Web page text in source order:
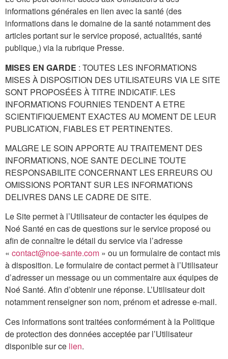
informations générales en lien avec la santé (des
informations dans le domaine de la santé notamment des
articles portant sur le service proposé, actualités, santé
publique,) via la rubrique Presse.
MISES EN GARDE : TOUTES LES INFORMATIONS
MISES À DISPOSITION DES UTILISATEURS VIA LE SITE
SONT PROPOSÉES À TITRE INDICATIF. LES
INFORMATIONS FOURNIES TENDENT A ETRE
SCIENTIFIQUEMENT EXACTES AU MOMENT DE LEUR
PUBLICATION, FIABLES ET PERTINENTES.
MALGRE LE SOIN APPORTE AU TRAITEMENT DES
INFORMATIONS, NOE SANTE DECLINE TOUTE
RESPONSABILITE CONCERNANT LES ERREURS OU
OMISSIONS PORTANT SUR LES INFORMATIONS
DELIVRES DANS LE CADRE DE SITE.
Le Site permet à l’Utilisateur de contacter les équipes de
Noé Santé en cas de questions sur le service proposé ou
afin de connaître le détail du service via l’adresse
« contact@noe-sante.com » ou un formulaire de contact mis
à disposition. Le formulaire de contact permet à l’Utilisateur
d’adresser un message ou un commentaire aux équipes de
Noé Santé. Afin d’obtenir une réponse. L’Utilisateur doit
notamment renseigner son nom, prénom et adresse e-mail.
Ces informations sont traitées conformément à la Politique
de protection des données acceptée par l’Utilisateur
disponible sur ce lien.